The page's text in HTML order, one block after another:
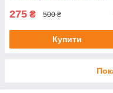
275 ₴ 500 ₴
Купити